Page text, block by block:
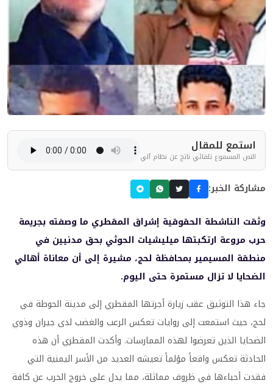
استمع للمقال
النص المسموع تلقائي ناتج عن نظام آلي
مشاركة الخبر:
وثقت الناشطة الحقوقية إشراق المقطري ما وصفته بجريمة
حرب مروعة ارتكبتها ميليشيات الحوثي بحق مدنيين في
منطقة المسيمير بمحافظة لحج، مشيرة إلى أن معاناة أهالي
الضحايا لا تزال مستمرة حتى اليوم.
جاء هذا التوثيق عقب زيارة أجرتها المقطري إلى مدينة الحوطة في
لحج، حيث استمعت إلى روايات تعكس الرعب والغضب لدى جيران وذوي
الضحايا الذين تعرضوا لهذه الممارسات. وأكدت المقطري أن هذه
الحادثة تعكس واقعاً مؤلماً تعيشه العديد من الأسر اليمنية التي
فقدت أحباءها في ظروف مماثلة، مما يدل على خروج الحرب عن كافة